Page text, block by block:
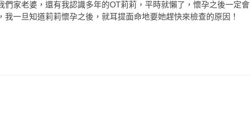
們家老婆，還有我認識多年的OT莉莉，平時就懶了，懷孕之後一定會
我一旦知道莉莉懷孕之後，就耳提面命地要她趕快來檢查的原因！